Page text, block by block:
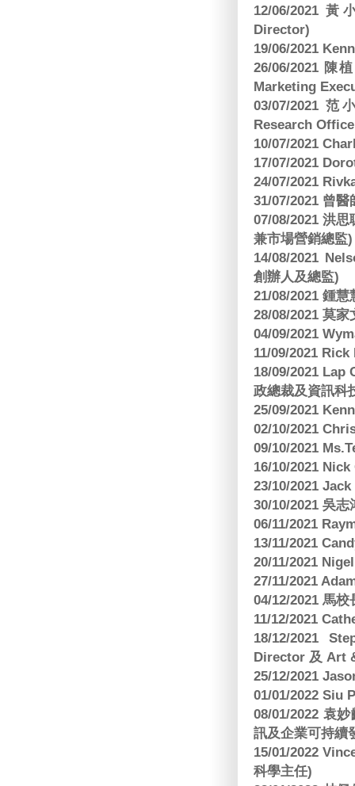
12/06/2021
Director)
19/06/2021
26/06/2021 陳
Marketing
03/07/2021 范
Research
10/07/2021
17/07/2021
24/07/2021
31/07/2021 曾
07/08/2021 洪
兼市場營銷總監)
14/08/2021
創辦人及總監)
21/08/2021 鍾
28/08/2021 莫
04/09/2021
11/09/2021
18/09/2021
政總裁及資訊科
25/09/2021
02/10/2021
09/10/2021
16/10/2021
23/10/2021
30/10/2021 吳
06/11/2021
13/11/2021
20/11/2021
27/11/2021
04/12/2021 馬
11/12/2021
18/12/2021
Director 及 Art
25/12/2021
01/01/2022 Siu
08/01/2022 袁
訊及企業可持續
15/01/2022
科學主任)